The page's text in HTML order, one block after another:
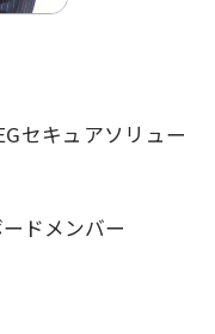
セキュアソリュー
ドメンバー